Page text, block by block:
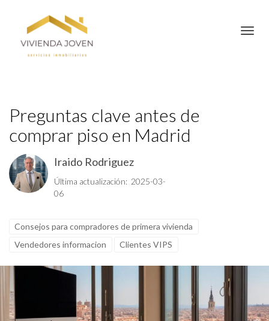
Preguntas clave antes de
comprar piso en Madrid
Iraido Rodriguez
Última actualización: 2025-03-
06
Consejos para compradores de primera vivienda
Vendedores informacion
Clientes VIPS